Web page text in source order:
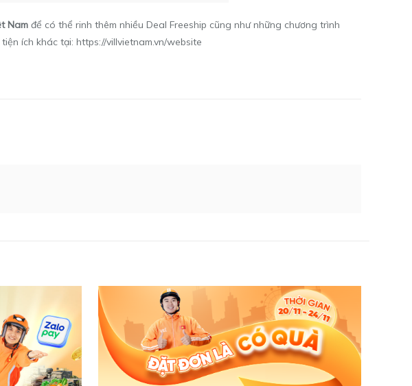
Namđể có thể rinh thêm nhiều Deal Freeship cũng như những chương trình
ích khác tại:https://villvietnam.vn/website